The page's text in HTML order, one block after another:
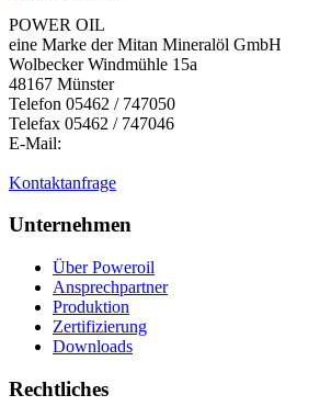
POWER OIL
eine Marke der Mitan Mineralöl GmbH
Wolbecker Windmühle 15a
48167 Münster
Telefon 05462 / 747050
Telefax 05462 / 747046
E-Mail:
Kontaktanfrage
Unternehmen
Über Poweroil
Ansprechpartner
Produktion
Zertifizierung
Downloads
Rechtliches